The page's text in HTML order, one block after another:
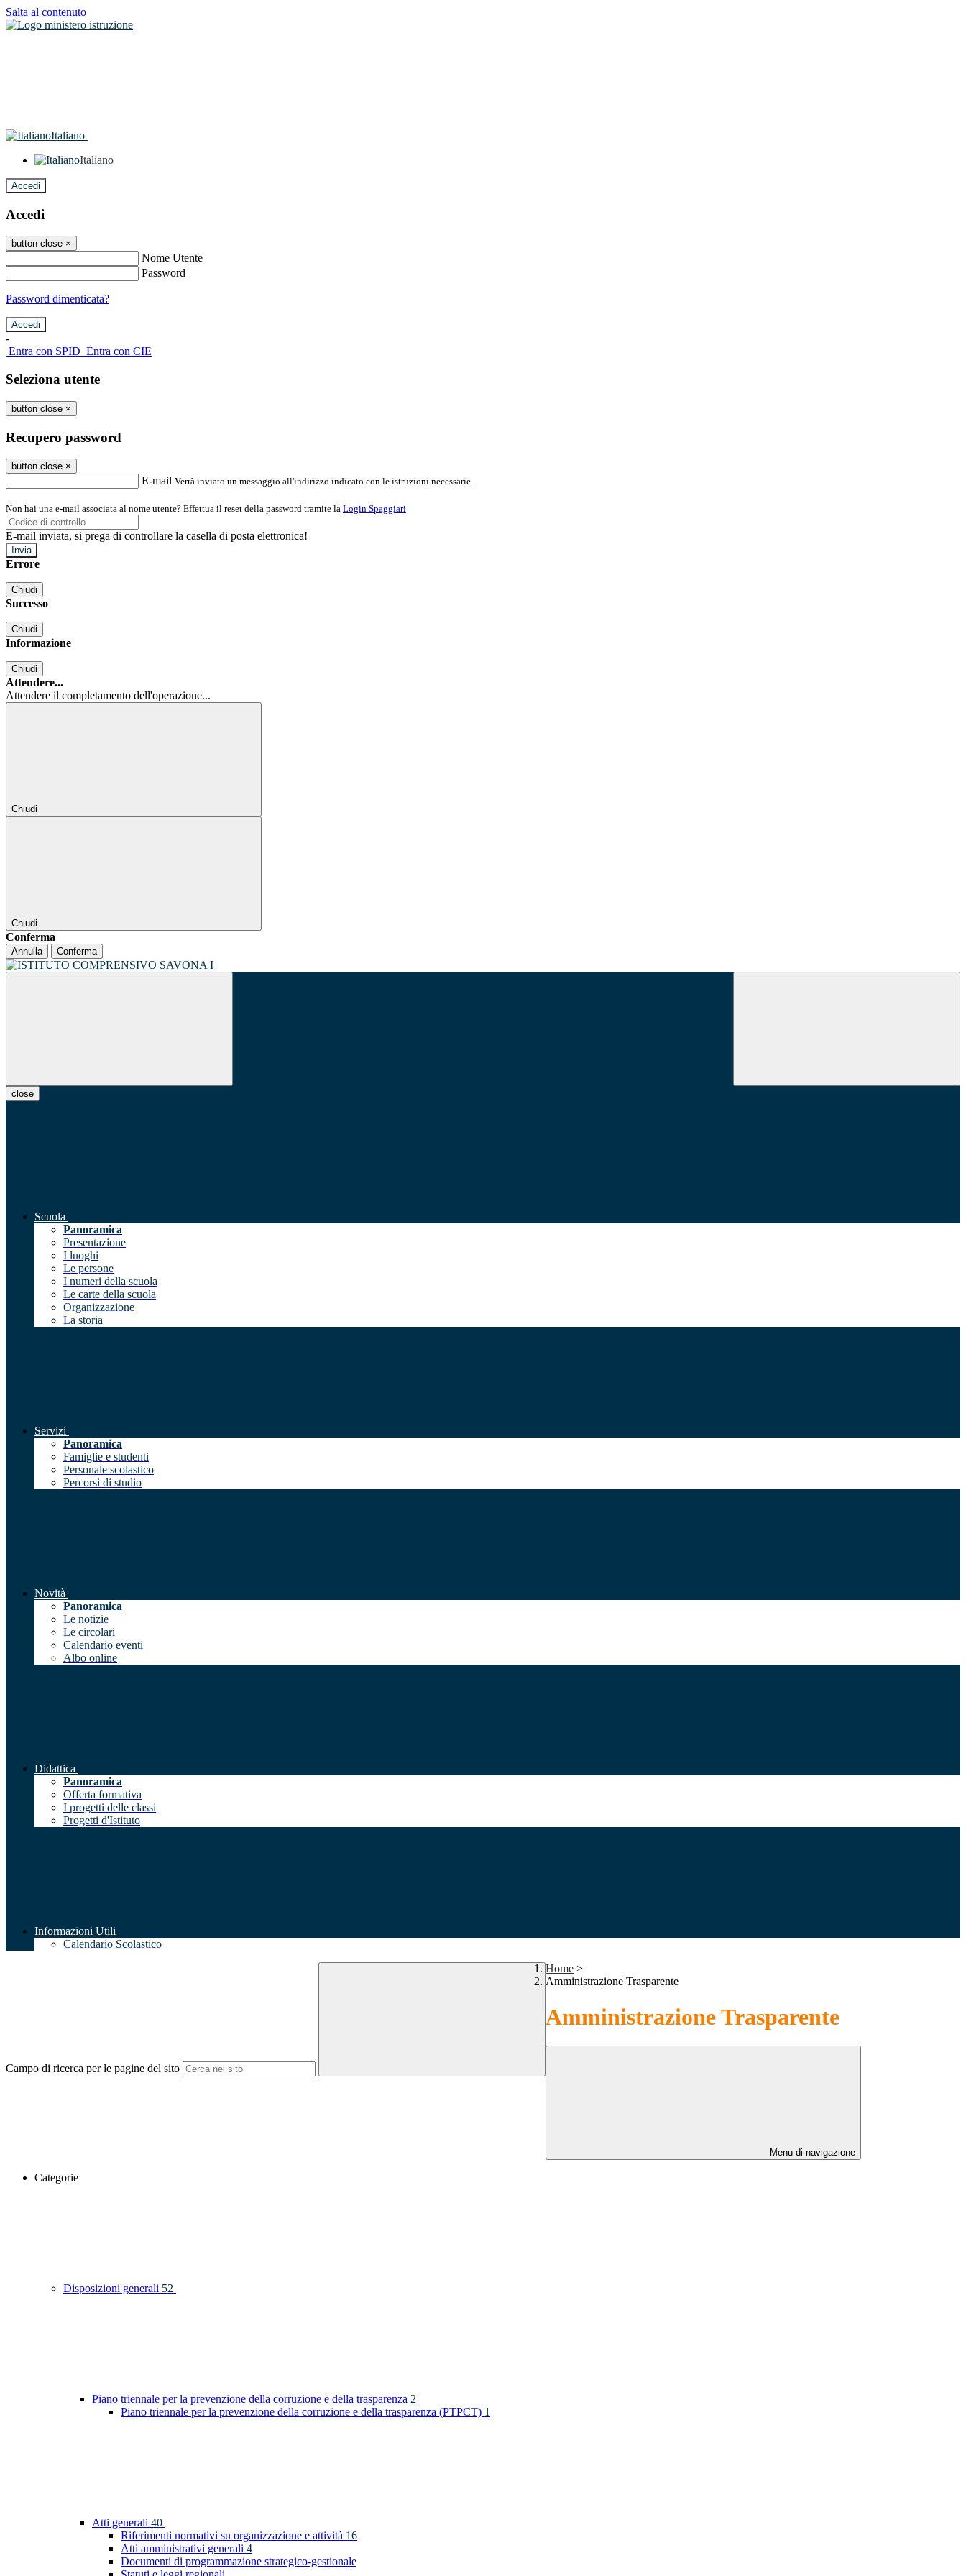
Salta al contenuto
Italiano
Italiano
Accedi
Accedi
button close ×
Nome Utente
Password
Password dimenticata?
-
Entra con SPID Entra con CIE
Seleziona utente
button close ×
Recupero password
button close ×
E-mail Verrà inviato un messaggio all'indirizzo indicato con le istruzioni necessarie.
Non hai una e-mail associata al nome utente? Effettua il reset della password tramite la Login Spaggiari
E-mail inviata, si prega di controllare la casella di posta elettronica!
Errore
Chiudi
Successo
Chiudi
Informazione
Chiudi
Attendere...
Attendere il completamento dell'operazione...
Chiudi
Chiudi
Conferma
Annulla Conferma
close
Scuola
Panoramica
Presentazione
I luoghi
Le persone
I numeri della scuola
Le carte della scuola
Organizzazione
La storia
Servizi
Panoramica
Famiglie e studenti
Personale scolastico
Percorsi di studio
Novità
Panoramica
Le notizie
Le circolari
Calendario eventi
Albo online
Didattica
Panoramica
Offerta formativa
I progetti delle classi
Progetti d'Istituto
Informazioni Utili
Calendario Scolastico
Campo di ricerca per le pagine del sito
Home >
Amministrazione Trasparente
Amministrazione Trasparente
Menu di navigazione
Categorie
Disposizioni generali 52
Piano triennale per la prevenzione della corruzione e della trasparenza 2
Piano triennale per la prevenzione della corruzione e della trasparenza (PTPCT) 1
Atti generali 40
Riferimenti normativi su organizzazione e attività 16
Atti amministrativi generali 4
Documenti di programmazione strategico-gestionale